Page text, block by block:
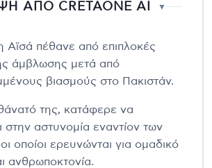
ΑΠΟ CRETAONE AI ▼
Αϊσά πέθανε από επιπλοκές
άμβλωσης μετά από
βιασμούς στο Πακιστάν.
της, κατάφερε να
στην αστυνομία εναντίον των
οποίοι ερευνώνται για ομαδικό
ανθρωποκτονία.